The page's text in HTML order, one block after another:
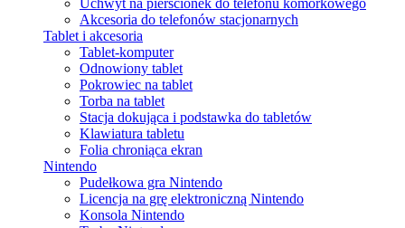
Akcesoria do telefonów stacjonarnych
Tablet i akcesoria
Tablet-komputer
Odnowiony tablet
Pokrowiec na tablet
Torba na tablet
Stacja dokująca i podstawka do tabletów
Klawiatura tabletu
Folia chroniąca ekran
Nintendo
Pudełkowa gra Nintendo
Licencja na grę elektroniczną Nintendo
Konsola Nintendo